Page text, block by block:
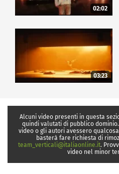
02:02
03:23
Alcuni video presenti in questa
quindi valutati di pubblico
video o gli autori avessero
basterà fare richiesta di
team_verticali@italiaonline.it.
video nel minor